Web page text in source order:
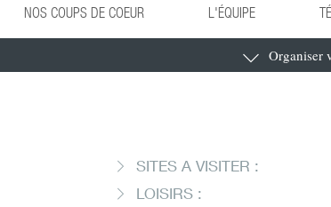
NOS COUPS DE COEUR L'ÉQUIPE
Organiser
SITES A VISITER :
LOISIRS :